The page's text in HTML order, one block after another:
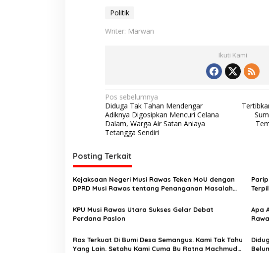
Politik
Writer: Marwan
Ikuti Kami
N
a
v
i
g
a
s
i
p
o
s
Pos sebelumnya
Diduga Tak Tahan Mendengar
Adiknya Digosipkan Mencuri Celana
Dalam, Warga Air Satan Aniaya
Tetangga Sendiri
Posting Terkait
Kejaksaan Negeri Musi Rawas Teken MoU dengan
DPRD Musi Rawas tentang Penanganan Masalah
Negara
KPU Musi Rawas Utara Sukses Gelar Debat
Perdana Paslon
Apa
Ras Terkuat Di Bumi Desa Semangus. Kami Tak Tahu
Yang Lain. Setahu Kami Cuma Bu Ratna Machmud